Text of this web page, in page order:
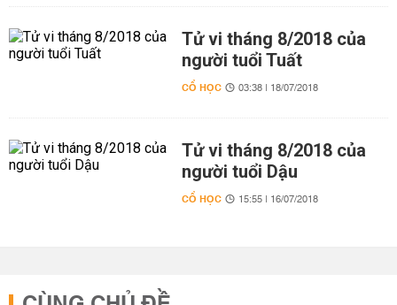
Tử vi tháng 8/2018 của
người tuổi Tuất
CỔ HỌC 03:38 | 18/07/2018
Tử vi tháng 8/2018 của
người tuổi Dậu
CỔ HỌC 15:55 | 16/07/2018